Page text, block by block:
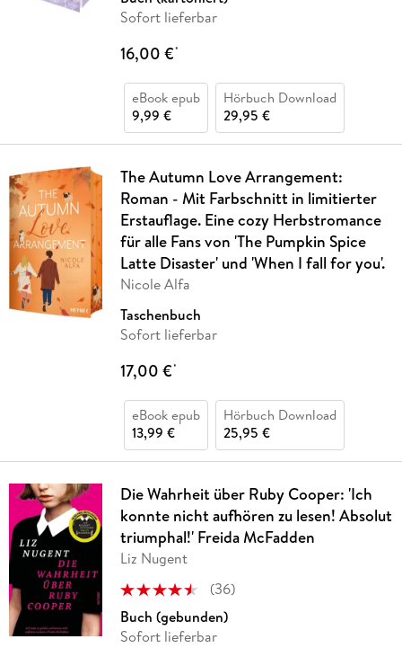
Sofort lieferbar
16,00 €*
eBook epub
9,99 €
Hörbuch Download
29,95 €
The Autumn Love Arrangement:
Roman - Mit Farbschnitt in limitierter
Erstauflage. Eine cozy Herbstromance
für alle Fans von 'The Pumpkin Spice
Latte Disaster' und 'When I fall for you'.
Nicole Alfa
Taschenbuch
Sofort lieferbar
17,00 €*
eBook epub
13,99 €
Hörbuch Download
25,95 €
Die Wahrheit über Ruby Cooper: 'Ich
konnte nicht aufhören zu lesen! Absolut
triumphal!' Freida McFadden
Liz Nugent
(36)
Buch (gebunden)
Sofort lieferbar